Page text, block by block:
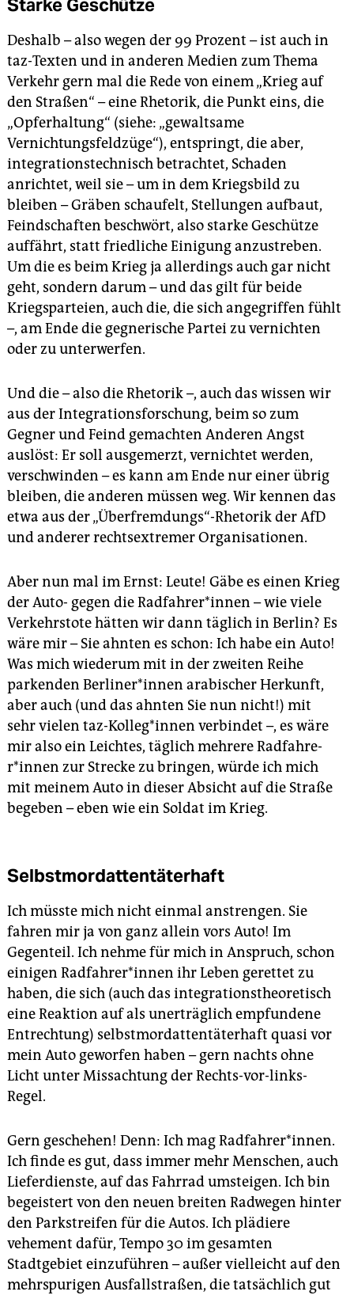
Deshalb – also wegen der 99 Pro­zent – ist auch in
taz-Texten und in anderen Medien zum Thema
Verkehr gern mal die Rede von einem „Krieg auf
den Straßen“ – eine Rhetorik, die Punkt eins, die
„Opferhaltung“ (sie­he: „gewaltsame
Vernichtungsfeldzüge“), entspringt, die aber,
integrationstechnisch betrachtet, Schaden
anrichtet, weil sie – um in dem Kriegsbild zu
bleiben – Gräben schaufelt, Stellungen aufbaut,
Feindschaften beschwört, also starke Geschütze
auffährt, statt friedliche Einigung anzustreben.
Um die es beim Krieg ja allerdings auch gar nicht
geht, sondern darum – und das gilt für beide
Kriegsparteien, auch die, die sich angegriffen fühlt
–, am Ende die gegnerische Partei zu vernichten
oder zu unterwerfen.
Und die – also die Rhetorik –, auch das wissen wir
aus der Integrationsforschung, beim so zum
Gegner und Feind gemachten Anderen Angst
auslöst: Er soll ausgemerzt, vernichtet werden,
verschwinden – es kann am Ende nur einer übrig
bleiben, die anderen müssen weg. Wir kennen das
etwa aus der „Überfremdungs“-Rhetorik der AfD
und anderer rechtsextremer Organisationen.
Aber nun mal im Ernst: Leute! Gäbe es einen Krieg
der Auto- gegen die Radfahrer*innen – wie viele
Verkehrstote hätten wir dann täglich in Berlin? Es
wäre mir – Sie ahnten es schon: Ich habe ein Auto!
Was mich wiederum mit in der zweiten Reihe
parkenden Berliner*innen arabischer Herkunft,
aber auch (und das ahnten Sie nun nicht!) mit
sehr vielen taz-Kolleg*innen verbindet –, es wäre
mir also ein Leichtes, täglich mehrere Rad­fah­re­
r*innen zur Strecke zu bringen, würde ich mich
mit meinem Auto in dieser Absicht auf die Straße
begeben – eben wie ein Soldat im Krieg.
Selbstmordattentäterhaft
Ich müsste mich nicht einmal anstrengen. Sie
fahren mir ja von ganz allein vors Auto! Im
Gegenteil. Ich nehme für mich in Anspruch, schon
einigen Rad­fah­re­r*innen ihr Leben gerettet zu
haben, die sich (auch das integrationstheoretisch
eine Reaktion auf als unerträglich empfundene
Entrechtung) selbstmordattentäterhaft quasi vor
mein Auto geworfen haben – gern nachts ohne
Licht unter Missachtung der Rechts-vor-links-
Regel.
Gern geschehen! Denn: Ich mag Radfahrer*innen.
Ich finde es gut, dass immer mehr Menschen, auch
Lieferdienste, auf das Fahrrad umsteigen. Ich bin
begeistert von den neuen breiten Radwegen hinter
den Parkstreifen für die Autos. Ich plädiere
vehement dafür, Tempo 30 im gesamten
Stadtgebiet einzuführen – außer vielleicht auf den
mehrspurigen Ausfallstraßen, die tatsächlich gut